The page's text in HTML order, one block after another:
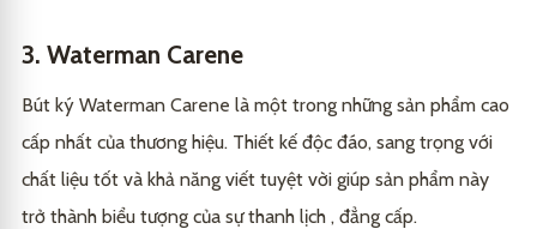
3. Waterman Carene
Bút ký Waterman Carene là một trong những sản phẩm cao
cấp nhất của thương hiệu. Thiết kế độc đáo, sang trọng với
chất liệu tốt và khả năng viết tuyệt vời giúp sản phẩm này
trở thành biểu tượng của sự thanh lịch , đẳng cấp.